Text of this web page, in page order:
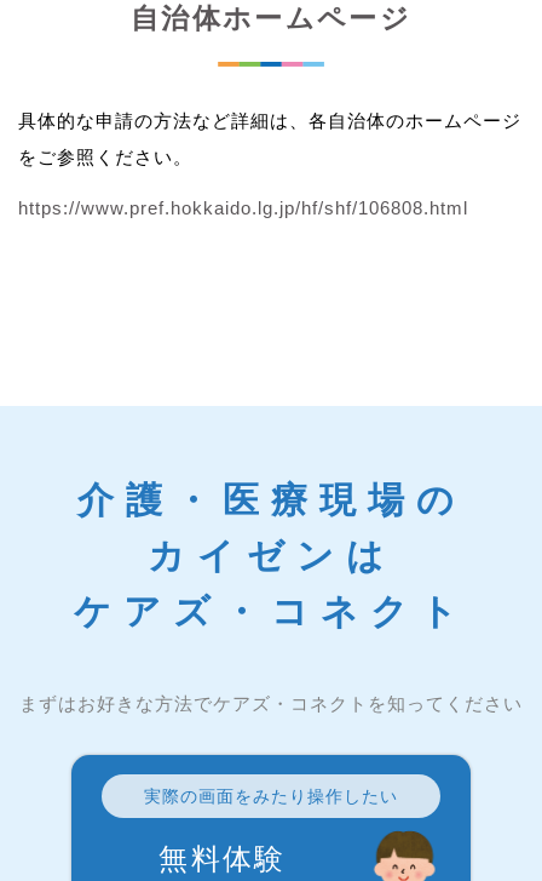
自治体ホームページ
具体的な申請の方法など詳細は、各自治体のホームページ
をご参照ください。
https://www.pref.hokkaido.lg.jp/hf/shf/106808.html
介護・医療現場の
カイゼンは
ケアズ・コネクト
まずはお好きな方法でケアズ・コネクトを知ってください
実際の画面をみたり操作したい
無料体験